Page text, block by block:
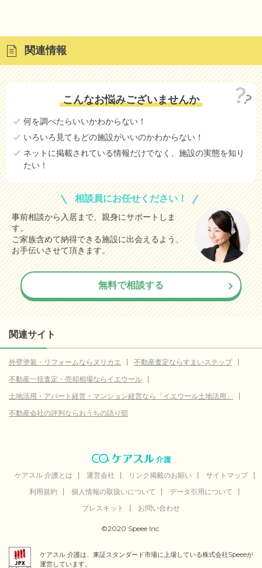
関連情報
こんなお悩みございませんか
何を調べたらいいかわからない！
いろいろ見てもどの施設がいいのかわからない！
ネットに掲載されている情報だけでなく、施設の実態を知り
たい！
相談員にお任せください！
事前相談から入居まで、親身にサポートしま
す。
ご家族含めて納得できる施設に出会えるよう、
お手伝いさせて頂きます。
無料で相談する
関連サイト
外壁塗装・リフォームならヌリカエ
不動産査定ならすまいステップ
不動産一括査定・売却相場ならイエウール
土地活用・アパート経営・マンション経営なら「イエウール土地活用」
不動産会社の評判ならおうちの語り部
ケアスル 介護とは 運営会社 リンク掲載のお願い
サイトマップ
利用規約
個人情報の取扱いについて
データ引用について
プレスキット
お問い合わせ
©2020 Speee Inc.
ケアスル 介護は、東証スタンダード市場に上場している株式会社Speeeが
運営しています。